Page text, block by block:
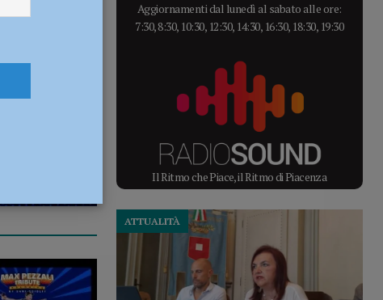
Aggiornamenti dal lunedì al sabato alle ore:
7:30, 8:30, 10:30, 12:30, 14:30, 16:30, 18:30, 19:30
Il Ritmo che Piace, il Ritmo di Piacenza
ATTUALITÀ